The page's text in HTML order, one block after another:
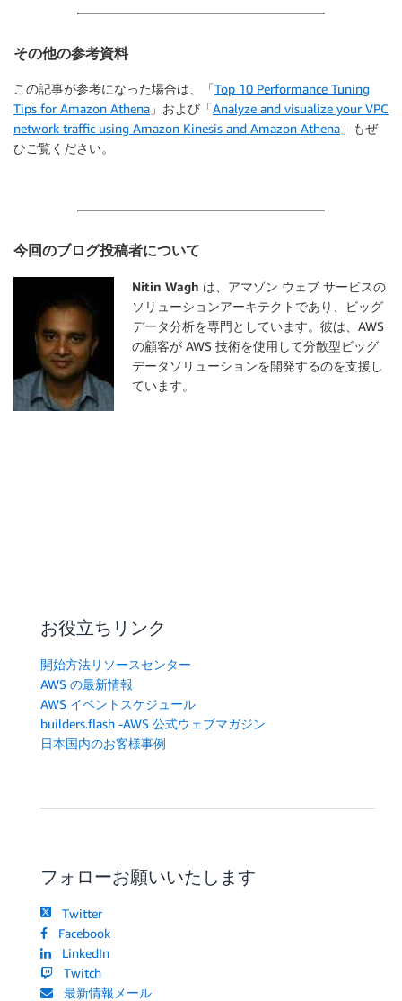
その他の参考資料
この記事が参考になった場合は、「Top 10 Performance Tuning
Tips for Amazon Athena 」および「Analyze and visualize your VPC
network traffic using Amazon Kinesis and Amazon Athena 」もぜ
ひご覧ください。
今回のブログ投稿者について
Nitin Wagh は、アマゾン ウェブ サービスの
ソリューションアーキテクトであり、ビッグ
データ分析を専門としています。彼は、AWS
の顧客が AWS 技術を使用して分散型ビッグ
データソリューションを開発するのを支援し
ています。
お役立ちリンク
開始方法リソースセンター
AWS の最新情報
AWS イベントスケジュール
builders.flash -AWS 公式ウェブマガジン
日本国内のお客様事例
フォローお願いいたします
Twitter
Facebook
LinkedIn
Twitch
最新情報メール